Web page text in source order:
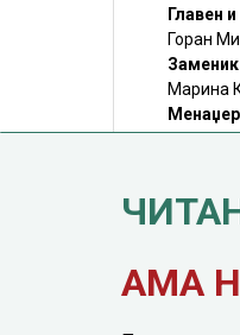
Главен
Горан
Марина
©SDK.MK
АМА